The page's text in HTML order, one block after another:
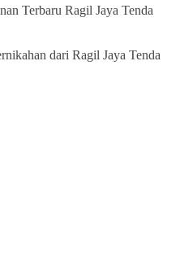
Terbaru Ragil Jaya Tenda
dari Ragil Jaya Tenda